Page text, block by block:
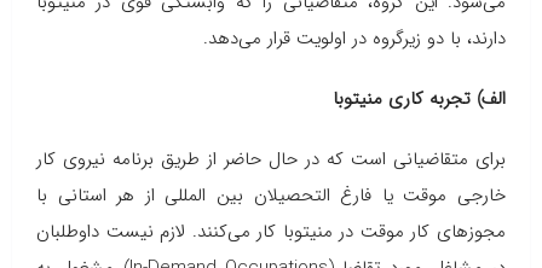
دارند، با دو زیرگروه در اولویت قرار می‌دهد.
الف) تجربه کاری منیتوبا
برای متقاضیانی است که در حال حاضر از طریق برنامه نیروی کار
خارجی موقت یا فارغ التحصیلان بین المللی از هر استانی با
مجوزهای کار موقت در منیتوبا کار می‌کنند. لازم نیست داوطلبان